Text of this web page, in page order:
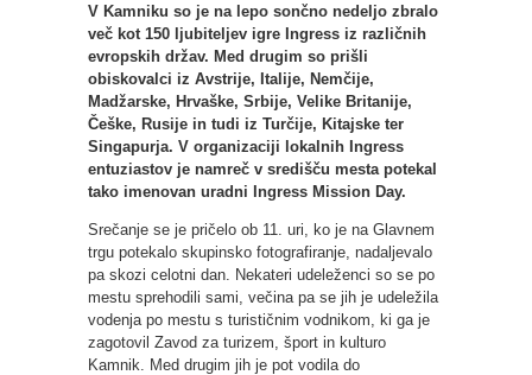
V Kamniku so je na lepo sončno nedeljo zbralo
več kot 150 ljubiteljev igre Ingress iz različnih
evropskih držav. Med drugim so prišli
obiskovalci iz Avstrije, Italije, Nemčije,
Madžarske, Hrvaške, Srbije, Velike Britanije,
Češke, Rusije in tudi iz Turčije, Kitajske ter
Singapurja. V organizaciji lokalnih Ingress
entuziastov je namreč v središču mesta potekal
tako imenovan uradni Ingress Mission Day.
Srečanje se je pričelo ob 11. uri, ko je na Glavnem
trgu potekalo skupinsko fotografiranje, nadaljevalo
pa skozi celotni dan. Nekateri udeleženci so se po
mestu sprehodili sami, večina pa se jih je udeležila
vodenja po mestu s turističnim vodnikom, ki ga je
zagotovil Zavod za turizem, šport in kulturo
Kamnik. Med drugim jih je pot vodila do